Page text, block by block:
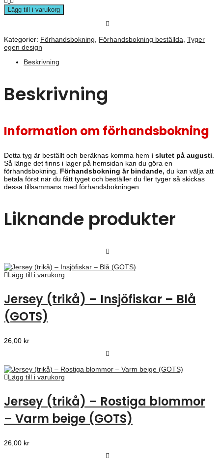
Lägg till i varukorg
Kategorier: Förhandsbokning, Förhandsbokning beställda, Tyger
egen design
Beskrivning
Beskrivning
Information om förhandsbokning
Detta tyg är beställt och beräknas komma hem i slutet på augusti
Så länge det finns i lager på hemsidan kan du göra en
förhandsbokning. Förhandsbokning är bindande, du kan välja att
betala först när du fått tyget och beställer du fler tyger så skickas
dessa tillsammans med förhandsbokningen.
Liknande produkter
Lägg till i varukorg
Jersey (trikå) – Insjöfiskar – Blå
(GOTS)
26,00 kr
Lägg till i varukorg
Jersey (trikå) – Rostiga blommor
– Varm beige (GOTS)
26,00 kr